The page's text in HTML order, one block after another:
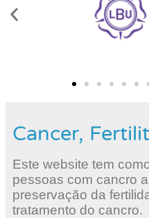
Cancer,
Este website tem
pessoas com cancro
preservação da
tratamento do cancro.